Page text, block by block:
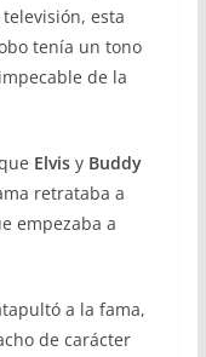
esta
tenía un tono
de la
Elvisy Buddy
retrataba a
empezaba a
a la fama,
de carácter